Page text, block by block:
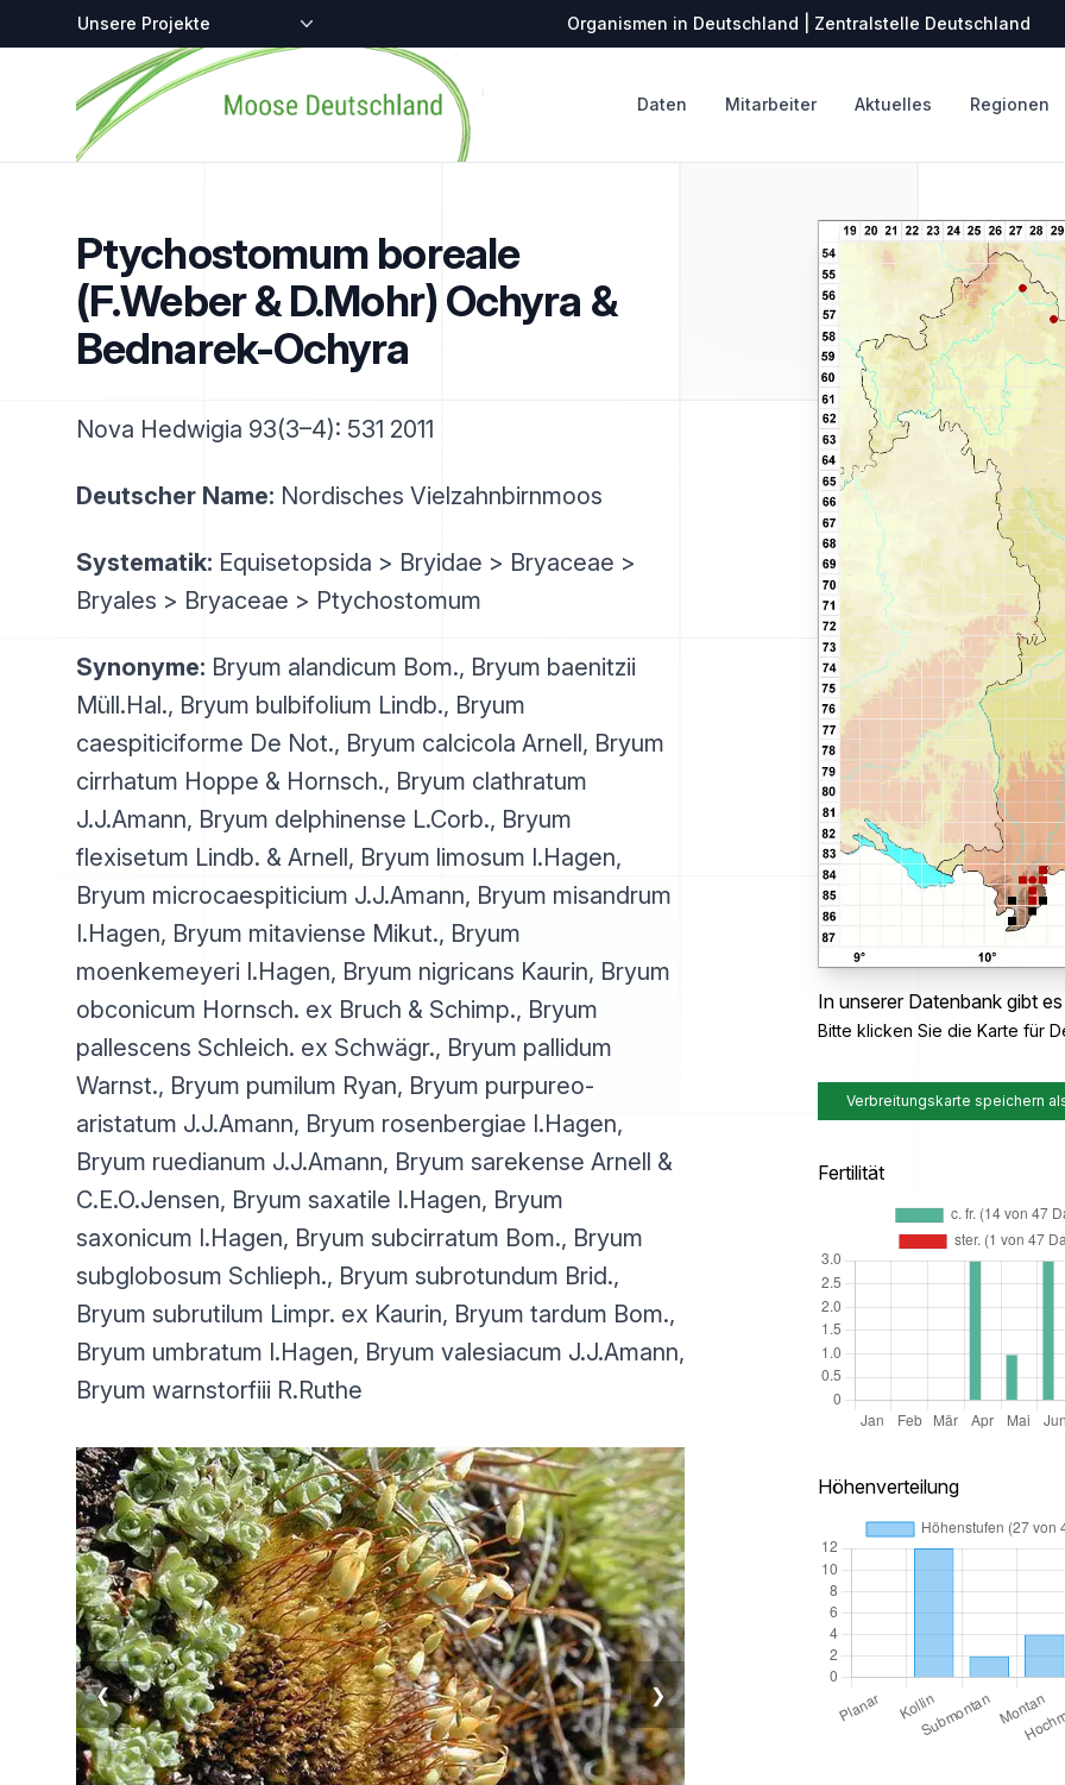
Zentralstellen-Projekte Organismen in Deutschland | Zentralstelle Deutschland
Startseite
Daten Mitarbeiter Aktuelles Regionen
Ptychostomum boreale
(F.Weber & D.Mohr) Ochyra &
Bednarek-Ochyra
Nova Hedwigia 93(3–4): 531 2011
Deutscher Name: Nordisches Vielzahnbirnmoos
Systematik: Equisetopsida > Bryidae > Bryaceae >
Bryales > Bryaceae > Ptychostomum
Synonyme: Bryum alandicum Bom., Bryum baenitzii
Müll.Hal., Bryum bulbifolium Lindb., Bryum
caespiticiforme De Not., Bryum calcicola Arnell, Bryum
cirrhatum Hoppe & Hornsch., Bryum clathratum
J.J.Amann, Bryum delphinense L.Corb., Bryum
flexisetum Lindb. & Arnell, Bryum limosum I.Hagen,
Bryum microcaespiticium J.J.Amann, Bryum misandrum
I.Hagen, Bryum mitaviense Mikut., Bryum
moenkemeyeri I.Hagen, Bryum nigricans Kaurin, Bryum
obconicum Hornsch. ex Bruch & Schimp., Bryum
pallescens Schleich. ex Schwägr., Bryum pallidum
Warnst., Bryum pumilum Ryan, Bryum purpureo-
aristatum J.J.Amann, Bryum rosenbergiae I.Hagen,
Bryum ruedianum J.J.Amann, Bryum sarekense Arnell &
C.E.O.Jensen, Bryum saxatile I.Hagen, Bryum
saxonicum I.Hagen, Bryum subcirratum Bom., Bryum
subglobosum Schlieph., Bryum subrotundum Brid.,
Bryum subrutilum Limpr. ex Kaurin, Bryum tardum Bom.,
Bryum umbratum I.Hagen, Bryum valesiacum J.J.Amann,
Bryum warnstorfiii R.Ruthe
❮ ❯
In unserer Datenbank gibt
Bitte klicken Sie die Karte für
Verbreitungskarte speichern
Fertilität
Höhenverteilung